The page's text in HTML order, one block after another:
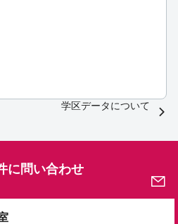
学区データについて
に問い合わせ